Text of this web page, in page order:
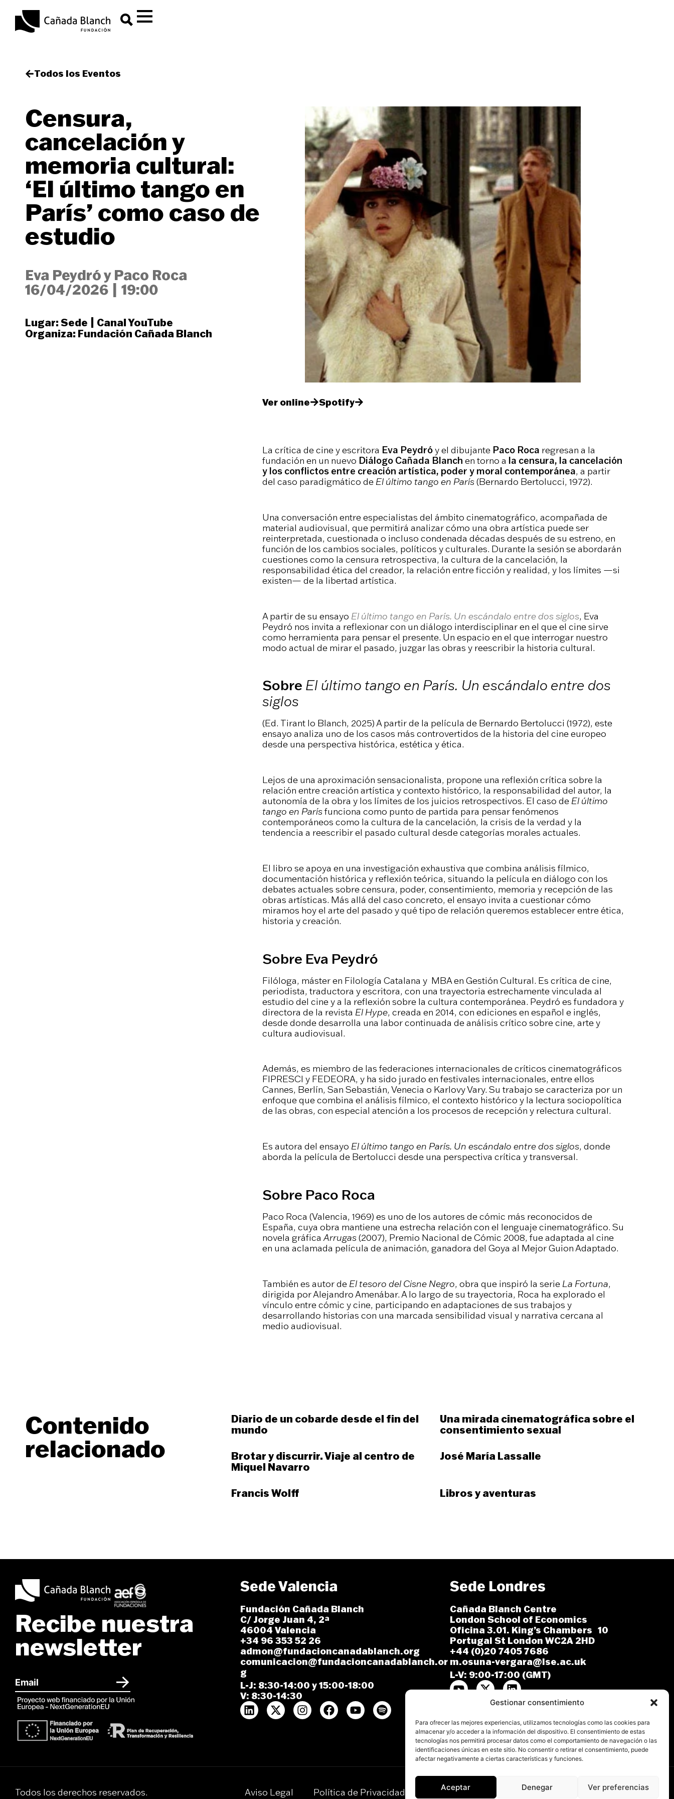
Gestionar consentimiento
Para ofrecer las mejores experiencias, utilizamos tecnologías como las cookies para
almacenar y/o acceder a la información del dispositivo. El consentimiento de estas
tecnologías nos permitirá procesar datos como el comportamiento de navegación o las
identificaciones únicas en este sitio. No consentir o retirar el consentimiento, puede
afectar negativamente a ciertas características y funciones.
Aceptar Denegar Ver preferencias
Todos los Eventos
Censura,
cancelación y
memoria cultural:
‘El último tango en
París’ como caso de
estudio
Eva Peydró y Paco Roca
16/04/2026
19:00
Lugar: Sede
Canal YouTube
Organiza: Fundación Cañada Blanch
Ver online Spotify
La crítica de cine y escritora Eva Peydróy el dibujante Paco Roca regresan a la
fundación en un nuevo Diálogo Cañada Blanch en torno a la censura, la cancelación
y los conflictos entre creación artística, poder y moral contemporánea, a partir
del caso paradigmático de El último tango en París(Bernardo Bertolucci, 1972).
Una conversación entre especialistas del ámbito cinematográfico, acompañada de
material audiovisual, que permitirá analizar cómo una obra artística puede ser
reinterpretada, cuestionada o incluso condenada décadas después de su estreno, en
función de los cambios sociales, políticos y culturales. Durante la sesión se abordarán
cuestiones como la censura retrospectiva, la cultura de la cancelación, la
responsabilidad ética del creador, la relación entre ficción y realidad, y los límites —si
existen— de la libertad artística.
A partir de su ensayo El último tango en París. Un escándalo entre dos siglos, Eva
Peydró nos invita a reflexionar con un diálogo interdisciplinar en el que el cine sirve
como herramienta para pensar el presente. Un espacio en el que interrogar nuestro
modo actual de mirar el pasado, juzgar las obras y reescribir la historia cultural.
Sobre El último tango en París. Un escándalo entre dos
siglos
(Ed. Tirant lo Blanch, 2025) A partir de la película de Bernardo Bertolucci (1972), este
ensayo analiza uno de los casos más controvertidos de la historia del cine europeo
desde una perspectiva histórica, estética y ética.
Lejos de una aproximación sensacionalista, propone una reflexión crítica sobre la
relación entre creación artística y contexto histórico, la responsabilidad del autor, la
autonomía de la obra y los límites de los juicios retrospectivos. El caso de El último
tango en Parísfunciona como punto de partida para pensar fenómenos
contemporáneos como la cultura de la cancelación, la crisis de la verdad y la
tendencia a reescribir el pasado cultural desde categorías morales actuales.
El libro se apoya en una investigación exhaustiva que combina análisis fílmico,
documentación histórica y reflexión teórica, situando la película en diálogo con los
debates actuales sobre censura, poder, consentimiento, memoria y recepción de las
obras artísticas. Más allá del caso concreto, el ensayo invita a cuestionar cómo
miramos hoy el arte del pasado y qué tipo de relación queremos establecer entre ética,
historia y creación.
Sobre Eva Peydró
Filóloga, máster en Filología Catalana y MBA en Gestión Cultural. Es crítica de cine,
periodista, traductora y escritora, con una trayectoria estrechamente vinculada al
estudio del cine y a la reflexión sobre la cultura contemporánea. Peydró es fundadora y
directora de la revista El Hype, creada en 2014, con ediciones en español e inglés,
desde donde desarrolla una labor continuada de análisis crítico sobre cine, arte y
cultura audiovisual.
Además, es miembro de las federaciones internacionales de críticos cinematográficos
FIPRESCI y FEDEORA, y ha sido jurado en festivales internacionales, entre ellos
Cannes, Berlín, San Sebastián, Venecia o Karlovy Vary. Su trabajo se caracteriza por un
enfoque que combina el análisis fílmico, el contexto histórico y la lectura sociopolítica
de las obras, con especial atención a los procesos de recepción y relectura cultural.
Es autora del ensayo El último tango en París. Un escándalo entre dos siglos, donde
aborda la película de Bertolucci desde una perspectiva crítica y transversal.
Sobre Paco Roca
Paco Roca (Valencia, 1969) es uno de los autores de cómic más reconocidos de
España, cuya obra mantiene una estrecha relación con el lenguaje cinematográfico. Su
novela gráficaArrugas(2007), Premio Nacional de Cómic 2008, fue adaptada al cine
en una aclamada película de animación, ganadora del Goya al Mejor Guion Adaptado.
También es autor de El tesoro del Cisne Negro, obra que inspiró la serie La Fortuna,
dirigida por Alejandro Amenábar. A lo largo de su trayectoria, Roca ha explorado el
vínculo entre cómic y cine, participando en adaptaciones de sus trabajos y
desarrollando historias con una marcada sensibilidad visual y narrativa cercana al
medio audiovisual.
Contenido
relacionado
Diario de un cobarde desde el fin del
mundo
Una mirada cinematográfica sobre el
consentimiento sexual
Brotar y discurrir. Viaje al centro de
Miquel Navarro
José María Lassalle
Francis Wolff Libros y aventuras
Recibe nuestra
newsletter
Sede Valencia
Fundación Cañada Blanch
C/ Jorge Juan 4, 2ª
46004 Valencia
+34 96 353 52 26
admon@fundacioncanadablanch.org
comunicacion@fundacioncanadablanch.or
g
L-J: 8:30-14:00 y 15:00-18:00
V: 8:30-14:30
Sede Londres
Cañada Blanch Centre
London School of Economics
Oficina 3.01. King’s Chambers 10
Portugal St London WC2A 2HD
+44 (0)20 7405 7686
m.osuna-vergara@lse.ac.uk
L-V: 9:00-17:00 (GMT)
Todos los derechos reservados.
Aviso Legal Política de Privacidad Política de Cookies Declaración de Accesibilidad